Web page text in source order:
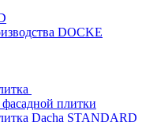
DOCKE
плитки
Dacha STANDARD